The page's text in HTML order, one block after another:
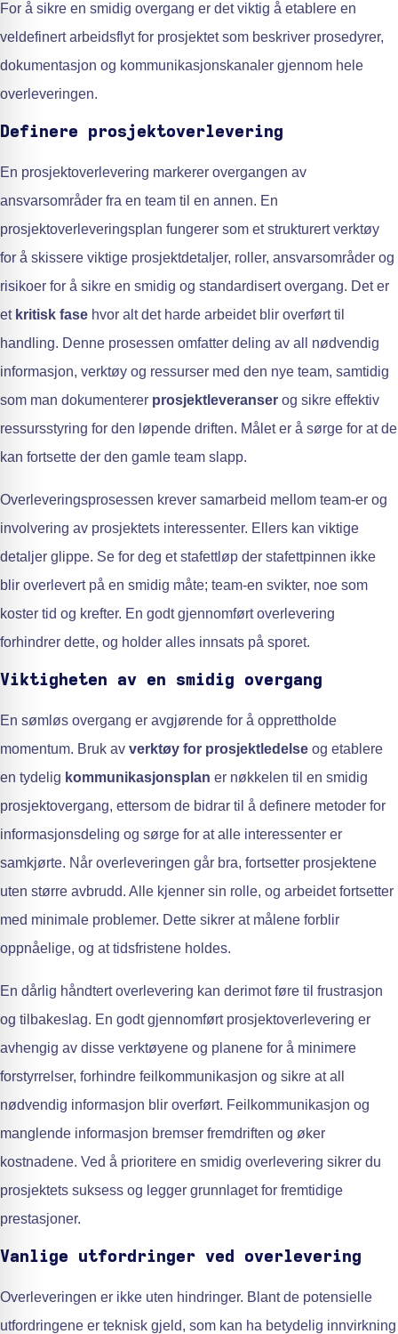
For å sikre en smidig overgang er det viktig å etablere en
veldefinert arbeidsflyt for prosjektet som beskriver prosedyrer,
dokumentasjon og kommunikasjonskanaler gjennom hele
overleveringen.
Definere prosjektoverlevering
En prosjektoverlevering markerer overgangen av
ansvarsområder fra en team til en annen. En
prosjektoverleveringsplan fungerer som et strukturert verktøy
for å skissere viktige prosjektdetaljer, roller, ansvarsområder og
risikoer for å sikre en smidig og standardisert overgang. Det er
et kritisk fase hvor alt det harde arbeidet blir overført til
handling. Denne prosessen omfatter deling av all nødvendig
informasjon, verktøy og ressurser med den nye team, samtidig
som man dokumenterer prosjektleveranser og sikre effektiv
ressursstyring for den løpende driften. Målet er å sørge for at de
kan fortsette der den gamle team slapp.
Overleveringsprosessen krever samarbeid mellom team-er og
involvering av prosjektets interessenter. Ellers kan viktige
detaljer glippe. Se for deg et stafettløp der stafettpinnen ikke
blir overlevert på en smidig måte; team-en svikter, noe som
koster tid og krefter. En godt gjennomført overlevering
forhindrer dette, og holder alles innsats på sporet.
Viktigheten av en smidig overgang
En sømløs overgang er avgjørende for å opprettholde
momentum. Bruk av verktøy for prosjektledelse og etablere
en tydelig kommunikasjonsplan er nøkkelen til en smidig
prosjektovergang, ettersom de bidrar til å definere metoder for
informasjonsdeling og sørge for at alle interessenter er
samkjørte. Når overleveringen går bra, fortsetter prosjektene
uten større avbrudd. Alle kjenner sin rolle, og arbeidet fortsetter
med minimale problemer. Dette sikrer at målene forblir
oppnåelige, og at tidsfristene holdes.
En dårlig håndtert overlevering kan derimot føre til frustrasjon
og tilbakeslag. En godt gjennomført prosjektoverlevering er
avhengig av disse verktøyene og planene for å minimere
forstyrrelser, forhindre feilkommunikasjon og sikre at all
nødvendig informasjon blir overført. Feilkommunikasjon og
manglende informasjon bremser fremdriften og øker
kostnadene. Ved å prioritere en smidig overlevering sikrer du
prosjektets suksess og legger grunnlaget for fremtidige
prestasjoner.
Vanlige utfordringer ved overlevering
Overleveringen er ikke uten hindringer. Blant de potensielle
utfordringene er teknisk gjeld, som kan ha betydelig innvirkning